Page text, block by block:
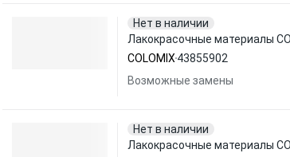
Нет в наличии
Лакокрасочные материалы
COLOMIX 43855902
Возможные замены
Нет в наличии
Лакокрасочные материалы